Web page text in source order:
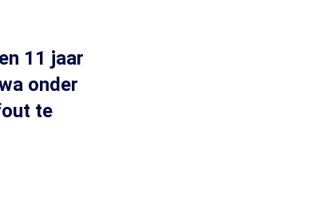
11 jaar
onder
te